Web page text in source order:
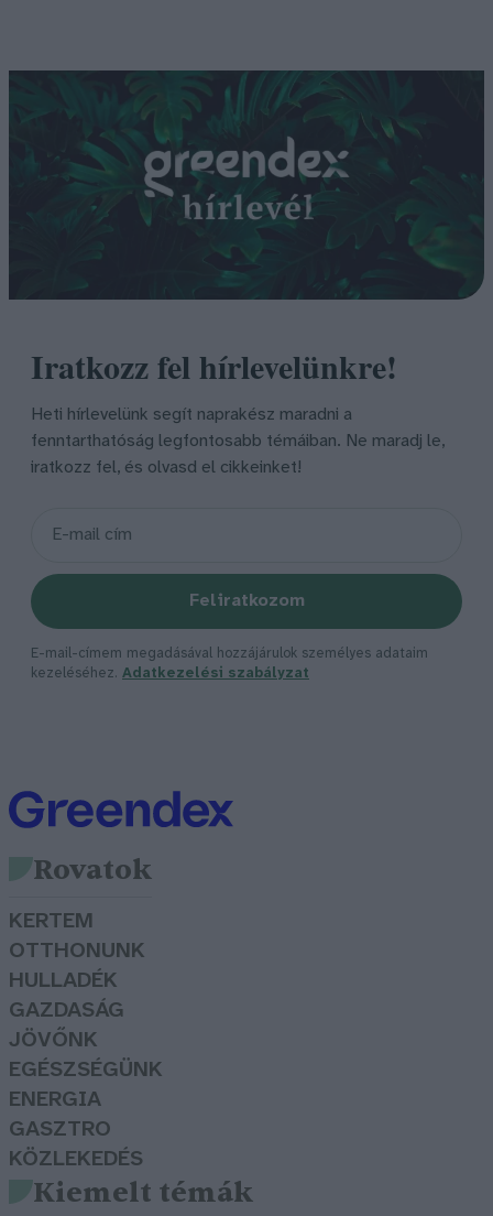
Iratkozz fel hírlevelünkre!
Heti hírlevelünk segít naprakész maradni a
fenntarthatóság legfontosabb témáiban. Ne maradj le,
iratkozz fel, és olvasd el cikkeinket!
Feliratkozom
E-mail-címem megadásával hozzájárulok személyes adataim
kezeléséhez. Adatkezelési szabályzat
Rovatok
KERTEM
OTTHONUNK
HULLADÉK
GAZDASÁG
JÖVŐNK
EGÉSZSÉGÜNK
ENERGIA
GASZTRO
KÖZLEKEDÉS
Kiemelt témák